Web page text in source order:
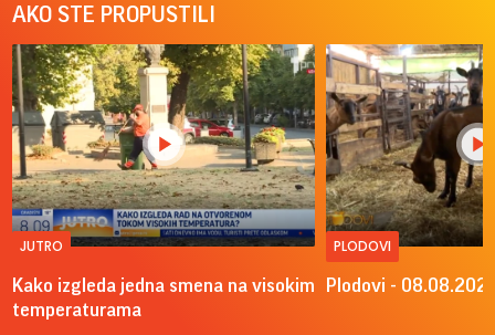
AKO STE PROPUSTILI
JUTRO
Kako izgleda jedna smena na visokim
temperaturama
PLODOVI
Plodovi -